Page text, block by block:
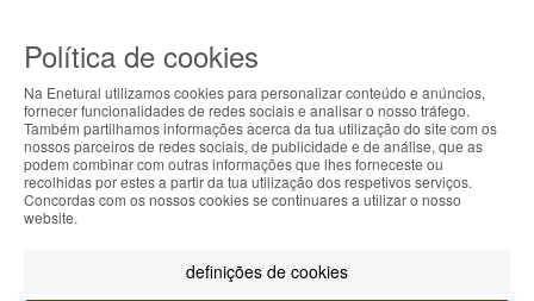
Todos os direitos reservados / Salvo
apresentadas são válidas até ao dia 07-
08-2026.
Designed & developed byBsolus
Filtrar por
ABOUT THE COOKIES
Enetural handles information about your visit using
cookies that improve the performance of the
website, facilitate sharing via social networks and
continuing to browse our site, you accept the use of
Política de cookies
Na Enetural utilizamos cookies para personalizar conteúdo e anúncios,
fornecer funcionalidades de redes sociais e analisar o nosso tráfego.
Também partilhamos informações acerca da tua utilização do site com os
nossos parceiros de redes sociais, de publicidade e de análise, que as
podem combinar com outras informações que lhes forneceste ou
recolhidas por estes a partir da tua utilização dos respetivos serviços.
Concordas com os nossos cookies se continuares a utilizar o nosso
website.
definições de cookies